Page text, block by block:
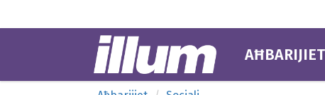
AĦBARIJIET